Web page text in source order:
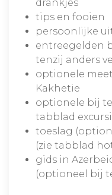
drankjes
tips en fooien
persoonlijke
entreegelden
tenzij anders
optionele
Kakhetie
optionele bij te
tabblad
toeslag
(zie tabblad
gids in
(optioneel bij